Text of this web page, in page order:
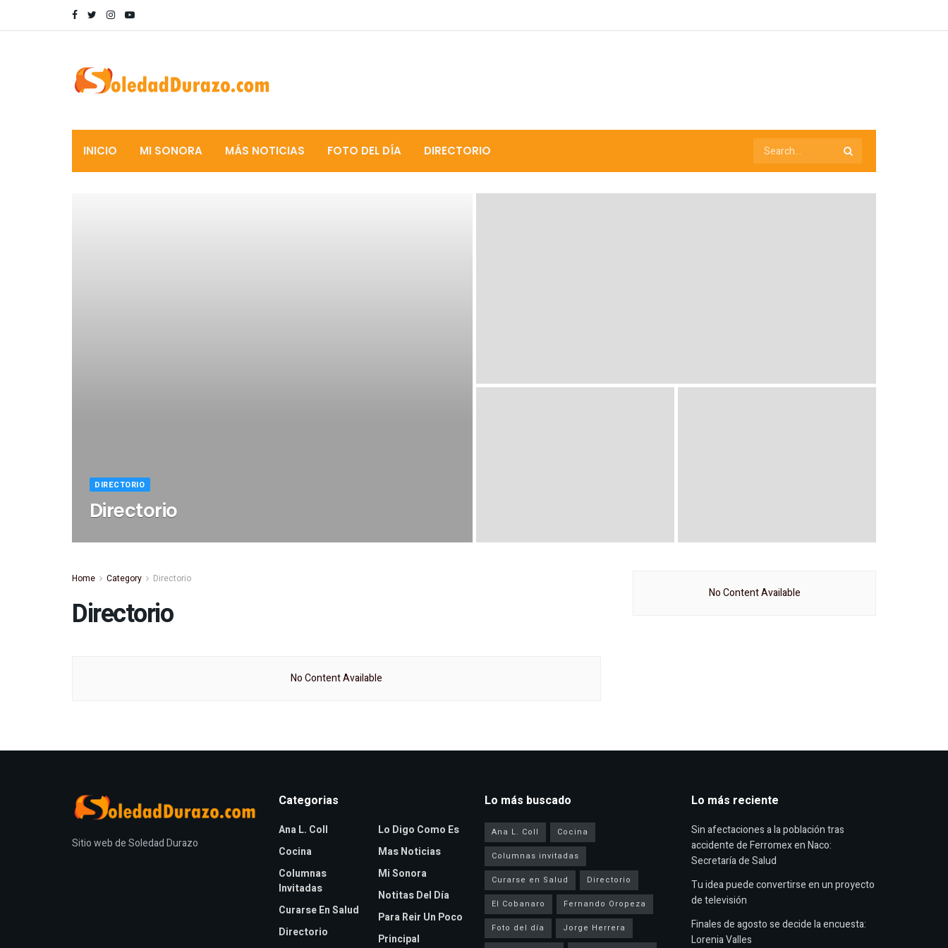
INICIO MI SONORA MÁS NOTICIAS FOTO DEL DÍA DIRECTORIO
DIRECTORIO
Directorio
Home Category Directorio
Directorio
No Content Available
No Content Available
Sitio web de Soledad Durazo
Categorias
Ana L. Coll
Cocina
Columnas
Invitadas
Curarse En Salud
Directorio
Lo Digo Como Es
Mas Noticias
Mi Sonora
Notitas Del Día
Para Reir Un Poco
Principal
Lo más buscado
Ana L. Coll
Cocina
Columnas invitadas
Curarse en Salud
Directorio
El Cobanaro
Fernando Oropeza
Foto del día
Jorge Herrera
Lo más reciente
Sin afectaciones a la población tras
accidente de Ferromex en Naco:
Secretaría de Salud
Tu idea puede convertirse en un proyecto
de televisión
Finales de agosto se decide la encuesta:
Lorenia Valles